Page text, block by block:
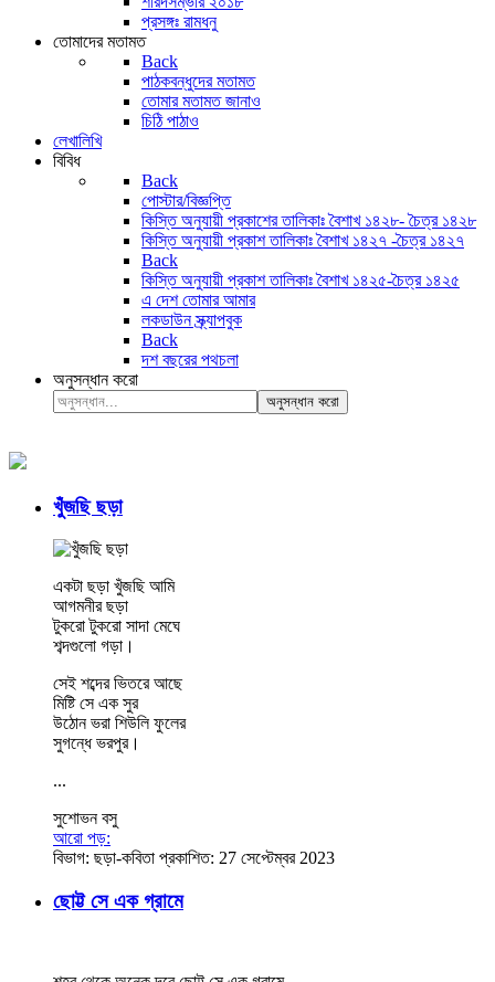
প্রসঙ্গঃ রামধনু
তোমাদের মতামত
Back
পাঠকবন্ধুদের মতামত
তোমার মতামত জানাও
চিঠি পাঠাও
লেখালিখি
বিবিধ
Back
পোস্টার/বিজ্ঞপ্তি
কিস্তি অনুযায়ী প্রকাশের তালিকাঃ বৈশাখ ১৪২৮- চৈত্র ১৪২৮
কিস্তি অনুযায়ী প্রকাশ তালিকাঃ বৈশাখ ১৪২৭ -চৈত্র ১৪২৭
Back
কিস্তি অনুযায়ী প্রকাশ তালিকাঃ বৈশাখ ১৪২৫-চৈত্র ১৪২৫
এ দেশ তোমার আমার
লকডাউন স্ক্র্যাপবুক
Back
দশ বছরের পথচলা
অনুসন্ধান করো
অনুসন্ধান করো
খুঁজছি ছড়া
একটা ছড়া খুঁজছি আমি
আগমনীর ছড়া
টুকরো টুকরো সাদা মেঘে
শব্দগুলো গড়া।
সেই শব্দের ভিতরে আছে
মিষ্টি সে এক সুর
উঠোন ভরা শিউলি ফুলের
সুগন্ধে ভরপুর।
...
সুশোভন বসু
আরো পড়:
বিভাগ: ছড়া-কবিতা প্রকাশিত: 27 সেপ্টেম্বর 2023
ছোট্ট সে এক গ্রামে